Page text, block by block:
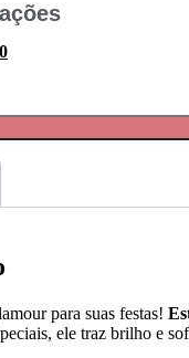
para suas festas!
ele traz brilho e